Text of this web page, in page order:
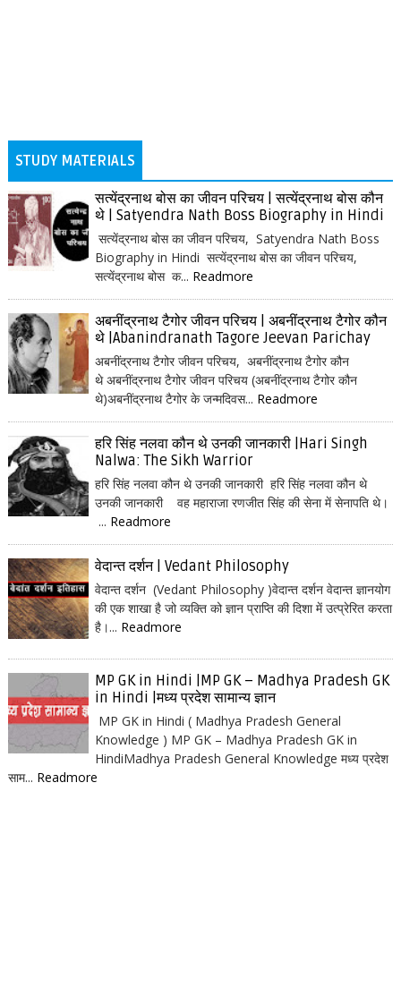
STUDY MATERIALS
सत्येंद्रनाथ बोस का जीवन परिचय | सत्येंद्रनाथ बोस कौन
थे | Satyendra Nath Boss Biography in Hindi
सत्येंद्रनाथ बोस का जीवन परिचय, Satyendra Nath Boss
Biography in Hindi सत्येंद्रनाथ बोस का जीवन परिचय,
सत्येंद्रनाथ बोस क... Readmore
अबनींद्रनाथ टैगोर जीवन परिचय | अबनींद्रनाथ टैगोर कौन
थे |Abanindranath Tagore Jeevan Parichay
अबनींद्रनाथ टैगोर जीवन परिचय, अबनींद्रनाथ टैगोर कौन
थे अबनींद्रनाथ टैगोर जीवन परिचय (अबनींद्रनाथ टैगोर कौन
थे)अबनींद्रनाथ टैगोर के जन्मदिवस... Readmore
हरि सिंह नलवा कौन थे उनकी जानकारी |Hari Singh
Nalwa: The Sikh Warrior
हरि सिंह नलवा कौन थे उनकी जानकारी हरि सिंह नलवा कौन थे
उनकी जानकारी वह महाराजा रणजीत सिंह की सेना में सेनापति थे।
... Readmore
वेदान्त दर्शन | Vedant Philosophy
वेदान्त दर्शन (Vedant Philosophy )वेदान्त दर्शन वेदान्त ज्ञानयोग
की एक शाखा है जो व्यक्ति को ज्ञान प्राप्ति की दिशा में उत्प्रेरित करता
है।... Readmore
MP GK in Hindi |MP GK – Madhya Pradesh GK
in Hindi |मध्य प्रदेश सामान्य ज्ञान
MP GK in Hindi ( Madhya Pradesh General
Knowledge ) MP GK – Madhya Pradesh GK in
HindiMadhya Pradesh General Knowledge मध्य प्रदेश
साम... Readmore